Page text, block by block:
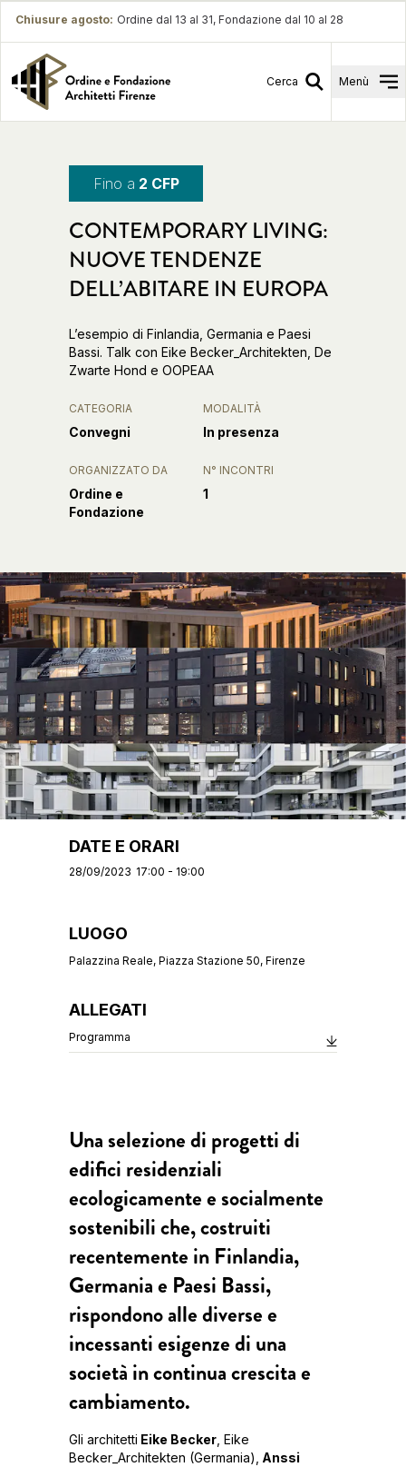
Chiusure agosto: Ordine dal 13 al 31, Fondazione dal 10 al 28
Cerca Menù
Fino a 2 CFP
CONTEMPORARY LIVING:
NUOVE TENDENZE
DELL’ABITARE IN EUROPA
L’esempio di Finlandia, Germania e Paesi
Bassi. Talk con Eike Becker_Architekten, De
Zwarte Hond e OOPEAA
CATEGORIA
Convegni
MODALITÀ
In presenza
ORGANIZZATO DA
Ordine e
Fondazione
N° INCONTRI
1
DATE E ORARI
28/09/2023 17:00 - 19:00
LUOGO
Palazzina Reale, Piazza Stazione 50, Firenze
ALLEGATI
Programma
Una selezione di progetti di
edifici residenziali
ecologicamente e socialmente
sostenibili che, costruiti
recentemente in Finlandia,
Germania e Paesi Bassi,
rispondono alle diverse e
incessanti esigenze di una
società in continua crescita e
cambiamento.
Gli architetti Eike Becker , Eike
Becker_Architekten (Germania), Anssi